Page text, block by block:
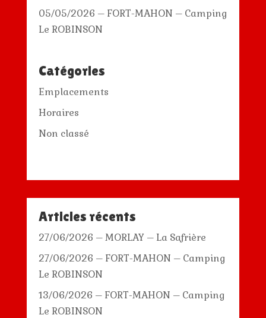
05/05/2026 – FORT-MAHON – Camping
Le ROBINSON
Catégories
Emplacements
Horaires
Non classé
Articles récents
27/06/2026 – MORLAY – La Safrière
27/06/2026 – FORT-MAHON – Camping
Le ROBINSON
13/06/2026 – FORT-MAHON – Camping
Le ROBINSON